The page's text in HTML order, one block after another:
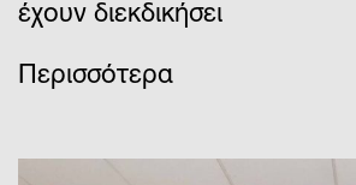
έχουν διεκδικήσει
Περισσότερα